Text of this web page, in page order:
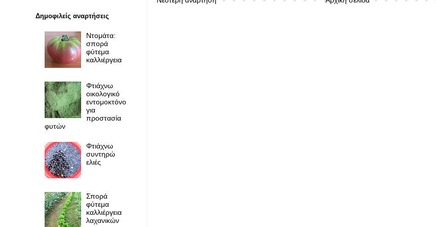
Δημοφιλείς αναρτήσεις
Ντομάτα:
σπορά
φύτεμα
καλλιέργεια
Φτιάχνω
οικολογικό
εντομοκτόνο
για
προστασία
φυτών
Φτιάχνω
συντηρώ
ελιές
Σπορά
φύτεμα
καλλιέργεια
λαχανικών